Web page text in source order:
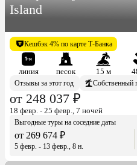
Island
Кешбэк 4% по карте Т-Банка
линия песок 15 м
Отзывы за этот год
Собственный
от 248 037 ₽
18 февр. - 25 февр., 7 ночей
Выгодные туры на соседние даты
от 269 674 ₽
5 февр. - 13 февр., 8 н.